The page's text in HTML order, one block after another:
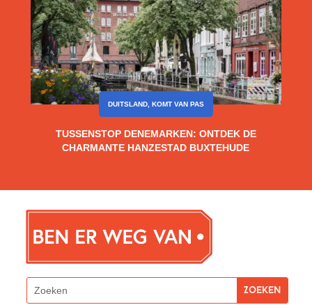
TUSSENSTOP DENEMARKEN: ONTDEK DE
CHARMANTE HANZESTAD BUXTEHUDE
DUITSLAND, KOMT VAN PAS